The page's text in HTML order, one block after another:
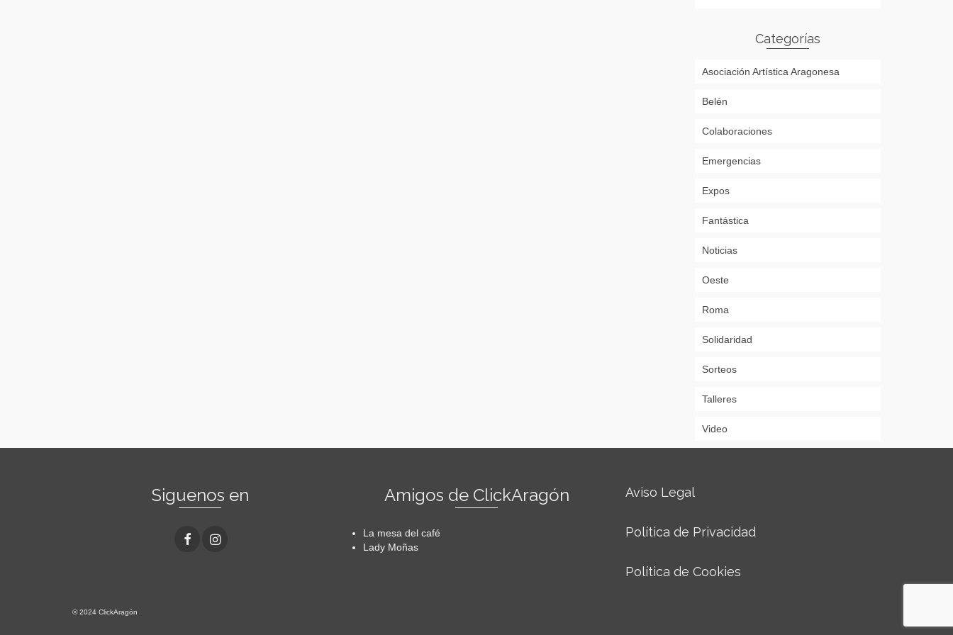
Categorías
Asociación Artística Aragonesa
Belén
Colaboraciones
Emergencias
Expos
Fantástica
Noticias
Oeste
Roma
Solidaridad
Sorteos
Talleres
Video
Siguenos en Amigos de ClickAragón
La mesa del café
Lady Moñas
Aviso Legal
Política de Privacidad
Política de Cookies
© 2024 ClickAragón